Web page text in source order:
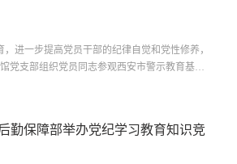
，进一步提高党员干部的纪律自觉和党性修养，
党支部组织党员同志参观西安市警示教育基
立碑》，依次参观省、心、律、诫、儆、光、
勤保障部举办党纪学习教育知识竞